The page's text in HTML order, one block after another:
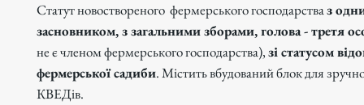
Статут новоствореного фермерського господарстваз
засновником, з загальними зборами, голова - третя
не є членом фермерського господарства),зі статусом
фермерської садиби. Містить вбудований блок для
КВЕДів.